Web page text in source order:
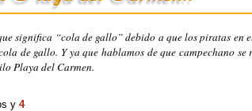
significa “cola de gallo” debido a que los piratas en
de gallo. Y ya que hablamos de que campechano se
Playa del Carmen.
y 4